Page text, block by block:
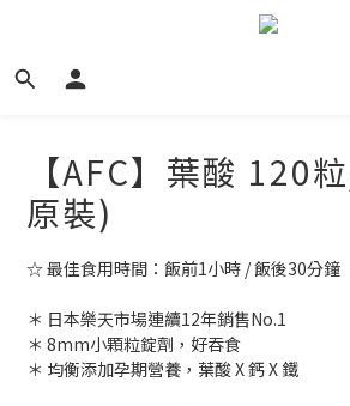
【AFC】葉酸 120
原裝)
☆ 最佳食用時間：飯前1小時 / 飯後30分鐘
＊ 日本樂天市場連續12年銷售No.1
＊ 8mm小顆粒錠劑，好吞食
＊ 均衡添加孕期營養，葉酸 X 鈣 X 鐵